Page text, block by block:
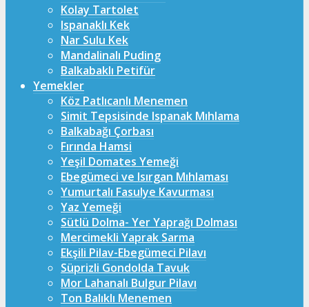
Kolay Tartolet
Ispanaklı Kek
Nar Sulu Kek
Mandalinalı Puding
Balkabaklı Petifür
Yemekler
Köz Patlıcanlı Menemen
Simit Tepsisinde Ispanak Mıhlama
Balkabağı Çorbası
Fırında Hamsi
Yeşil Domates Yemeği
Ebegümeci ve Isırgan Mıhlaması
Yumurtalı Fasulye Kavurması
Yaz Yemeği
Sütlü Dolma- Yer Yaprağı Dolması
Mercimekli Yaprak Sarma
Ekşili Pilav-Ebegümeci Pilavı
Süprizli Gondolda Tavuk
Mor Lahanalı Bulgur Pilavı
Ton Balıklı Menemen